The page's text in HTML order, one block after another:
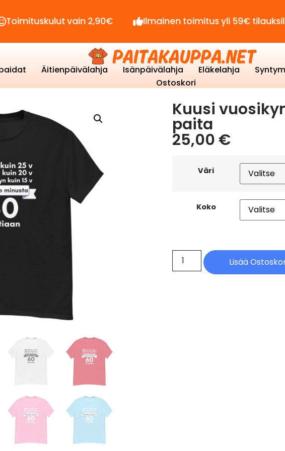
vain 2,90€ Ilmainen toimitus yli 59€ tilauksille!
Äitienpäivälahja Isänpäivälahja Eläkelahja
Ostoskori
Kuusi
paita
25,00 €
Väri
Koko
Lisää